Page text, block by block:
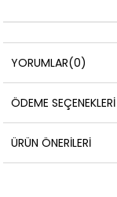
YORUMLAR(0)
ÖDEME SEÇENEKLERI
ÜRÜN ÖNERILERI